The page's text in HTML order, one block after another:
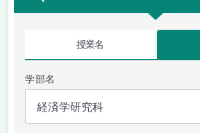
授業名
学部名